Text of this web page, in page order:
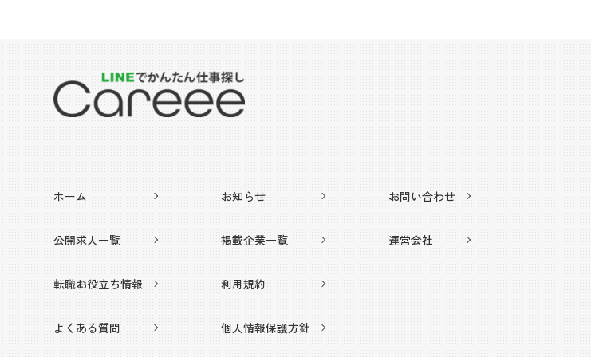
ホーム
公開求人一覧
転職お役立ち情報
よくある質問
お知らせ
掲載企業一覧
利用規約
個人情報保護方針
お問い合わせ
運営会社